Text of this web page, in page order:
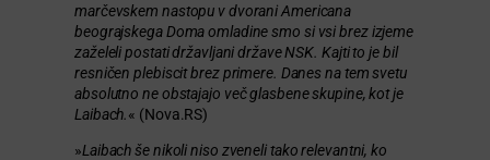
marčevskem nastopu v dvorani Americana
beograjskega Doma omladine smo si vsi brez izjeme
zaželeli postati državljani države NSK. Kajti to je bil
resničen plebiscit brez primere. Danes na tem svetu
absolutno ne obstajajo več glasbene skupine, kot je
Laibach.« (Nova.RS)
»Laibach še nikoli niso zveneli tako relevantni, ko